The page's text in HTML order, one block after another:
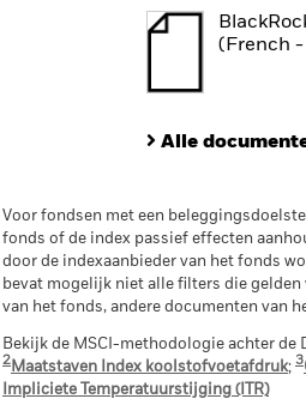
(French
Alle
Voor fondsen met een
fonds of de index passief effecten
door de indexaanbieder van het fonds
bevat mogelijk niet alle filters die
van het fonds, andere documenten van
Bekijk de MSCI-methodologie achter de
2 Maatstaven Index koolstofvoetafdruk; 3
Impliciete Temperatuurstijging (ITR)